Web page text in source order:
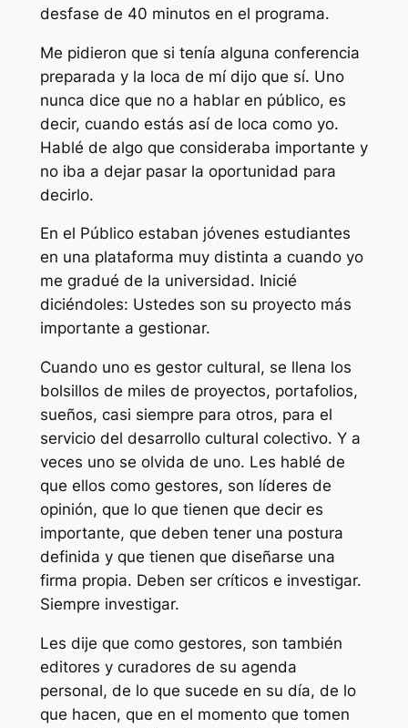
desfase de 40 minutos en el programa.
Me pidieron que si tenía alguna conferencia
preparada y la loca de mí dijo que sí. Uno
nunca dice que no a hablar en público, es
decir, cuando estás así de loca como yo.
Hablé de algo que consideraba importante y
no iba a dejar pasar la oportunidad para
decirlo.
En el Público estaban jóvenes estudiantes
en una plataforma muy distinta a cuando yo
me gradué de la universidad. Inicié
diciéndoles: Ustedes son su proyecto más
importante a gestionar.
Cuando uno es gestor cultural, se llena los
bolsillos de miles de proyectos, portafolios,
sueños, casi siempre para otros, para el
servicio del desarrollo cultural colectivo. Y a
veces uno se olvida de uno. Les hablé de
que ellos como gestores, son líderes de
opinión, que lo que tienen que decir es
importante, que deben tener una postura
definida y que tienen que diseñarse una
firma propia. Deben ser críticos e investigar.
Siempre investigar.
Les dije que como gestores, son también
editores y curadores de su agenda
personal, de lo que sucede en su día, de lo
que hacen, que en el momento que tomen